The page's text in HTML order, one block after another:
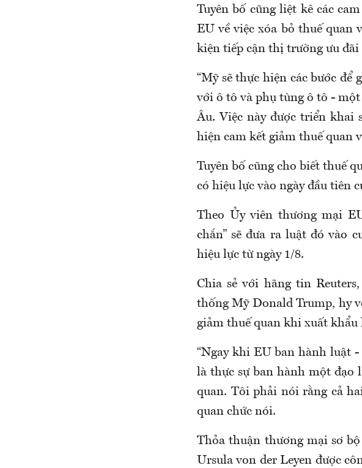
Tuyên bố cũng liệt kê các
EU về việc xóa bỏ thuế quan
kiện tiếp cận thị trường ưu đãi
“Mỹ sẽ thực hiện các bước
với ô tô và phụ tùng ô tô -
Âu. Việc này được triển khai
hiện cam kết giảm thuế quan
Tuyên bố cũng cho biết thuế
có hiệu lực vào ngày đầu tiên
Theo Ủy viên thương mại
chắn” sẽ đưa ra luật đó vào
hiệu lực từ ngày 1/8.
Chia sẻ với hãng tin
thống Mỹ Donald Trump, hy
giảm thuế quan khi xuất
“Ngay khi EU ban hành luật
là thực sự ban hành một đạo
quan. Tôi phải nói rằng cả
quan chức nói.
Thỏa thuận thương mại sơ
Ursula von der Leyen được